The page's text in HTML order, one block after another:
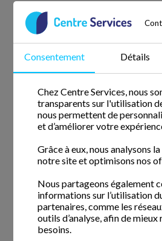
Consentement Détails
Chez Centre Services, nous
transparents sur l'utilisation
nous permettent de
et d’améliorer votre
Grâce à eux, nous analysons
notre site et optimisons nos
Nous partageons également
informations sur l’utilisation
partenaires, comme les
outils d’analyse, afin de mieux
besoins.
Services à domicile
Nous comptons avec nous des
Actualités
Questions
Blog
Le